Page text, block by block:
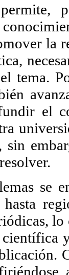
la
tema.
el
sin
se